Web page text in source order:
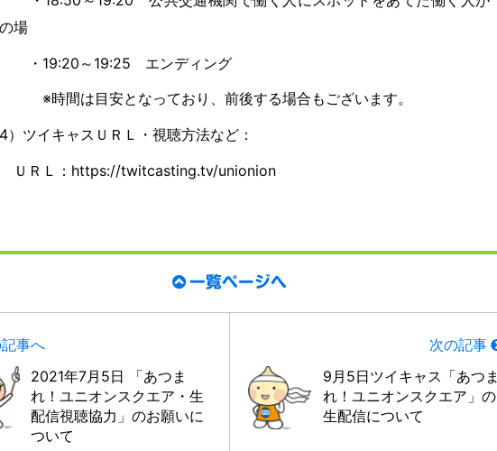
場
～19:25 エンディング
間は目安となっており、前後する場合もございます。
ツイキャスＵＲＬ・視聴方法など：
Ｌ：https://twitcasting.tv/unionion
一覧ページへ
事へ
2021年7月5日 「あつま
れ！ユニオンスクエア・生
配信視聴協力」のお願いに
ついて
次の記事
9月5日ツイキャス「あつま
れ！ユニオンスクエア」の
生配信について